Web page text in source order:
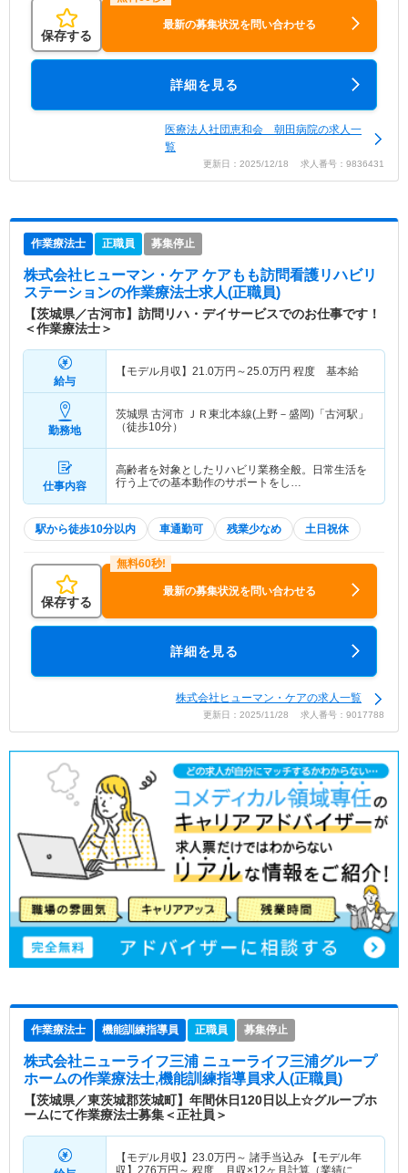
保存する
最新の募集状況を問い合わせる
詳細を見る
医療法人社団恵和会 朝田病院の求人一
覧
更新日：2025/12/18 求人番号：9836431
作業療法士 正職員 募集停止
株式会社ヒューマン・ケア ケアもも訪問看護リハビリ
ステーションの作業療法士求人(正職員)
【茨城県／古河市】訪問リハ・デイサービスでのお仕事です！
＜作業療法士＞
給与
【モデル月収】 21.0万円～25.0万円 程度 基本給
勤務地
茨城県 古河市 ＪＲ東北本線(上野－盛岡)「古河駅」
（徒歩10分）
仕事内容
高齢者を対象としたリハビリ業務全般。日常生活を
行う上での基本動作のサポートをし…
駅から徒歩10分以内 車通勤可 残業少なめ 土日祝休
保存する
最新の募集状況を問い合わせる
詳細を見る
株式会社ヒューマン・ケアの求人一覧
更新日：2025/11/28 求人番号：9017788
作業療法士 機能訓練指導員 正職員 募集停止
株式会社ニューライフ三浦 ニューライフ三浦グループ
ホームの作業療法士,機能訓練指導員求人(正職員)
【茨城県／東茨城郡茨城町】年間休日120日以上☆グループホ
ームにて作業療法士募集＜正社員＞
【モデル月収】 23.0万円～ 諸手当込み 【モデル年
収】 276万円～ 程度、月収×12ヶ月計算（業績によ